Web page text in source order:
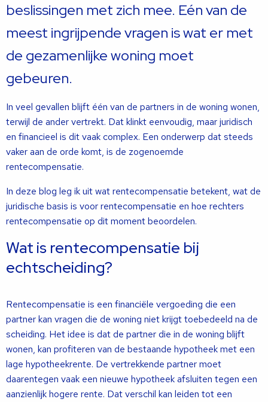
beslissingen met zich mee. Eén van de
meest ingrijpende vragen is wat er met
de gezamenlijke woning moet
gebeuren.
In veel gevallen blijft één van de partners in de woning wonen,
terwijl de ander vertrekt. Dat klinkt eenvoudig, maar juridisch
en financieel is dit vaak complex. Een onderwerp dat steeds
vaker aan de orde komt, is de zogenoemde
rentecompensatie.
In deze blog leg ik uit wat rentecompensatie betekent, wat de
juridische basis is voor rentecompensatie en hoe rechters
rentecompensatie op dit moment beoordelen.
Wat is rentecompensatie bij
echtscheiding?
Rentecompensatie is een financiële vergoeding die een
partner kan vragen die de woning niet krijgt toebedeeld na de
scheiding. Het idee is dat de partner die in de woning blijft
wonen, kan profiteren van de bestaande hypotheek met een
lage hypotheekrente. De vertrekkende partner moet
daarentegen vaak een nieuwe hypotheek afsluiten tegen een
aanzienlijk hogere rente. Dat verschil kan leiden tot een